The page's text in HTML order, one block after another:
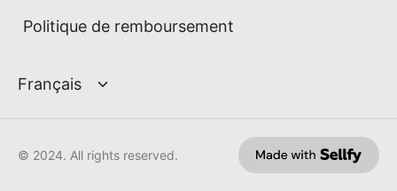
Politique de remboursement
© 2024. All rights reserved.